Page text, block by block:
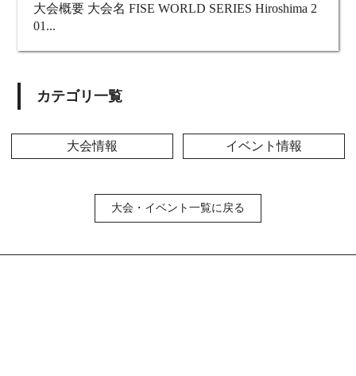
大会概要 大会名 FISE WORLD SERIES Hiroshima 2
01...
カテゴリ一覧
大会情報 イベント情報
大会・イベント一覧に戻る